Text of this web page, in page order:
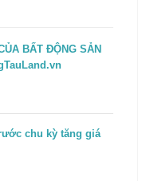
BẤT ĐỘNG SẢN
chu kỳ tăng giá